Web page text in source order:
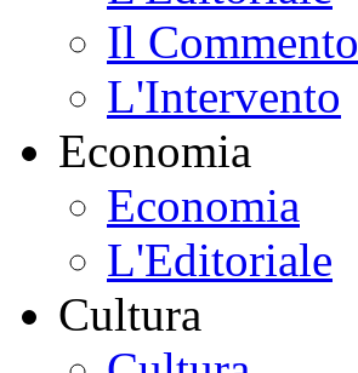
Il Commento
L'Intervento
Economia
Economia
L'Editoriale
Cultura